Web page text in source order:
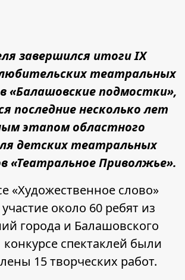
завершился итоги IX
театральных
«Балашовские подмостки»,
последние несколько лет
этапом областного
детских театральных
«Театральное Приволжье».
«Художественное слово»
около 60 ребят из
города и Балашовского
спектаклей были
15 творческих работ.